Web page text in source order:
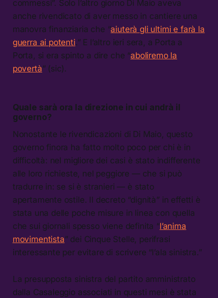
commessi”. Solo l’altro giorno Di Maio aveva
anche rivendicato di aver messo in cantiere una
manovra finanziaria che “aiuterà gli ultimi e farà la
guerra ai potenti.” E l’altro ieri sera, a Porta a
Porta, si era spinto a dire che “aboliremo la
povertà” (sic).
Quale sarà ora la direzione in cui andrà il
governo?
Nonostante le rivendicazioni di Di Maio, questo
governo finora ha fatto molto poco per chi è in
difficoltà: nel migliore dei casi è stato indifferente
alle loro richieste, nel peggiore — che si può
tradurre in: se si è stranieri — è stato
apertamente ostile. Il decreto “dignità” in effetti è
stata una delle poche misure in linea con quella
che sui giornali spesso viene definita “l’anima
movimentista” dei Cinque Stelle, perifrasi
interessante per evitare di scrivere “l’ala sinistra.”
La presupposta sinistra del partito amministrato
dalla Casaleggio associati in questi mesi è stata